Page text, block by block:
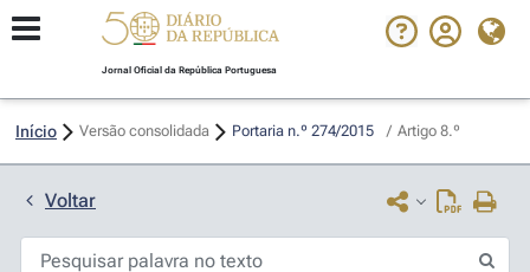
Jornal Oficial da República Portuguesa
Início Versão consolidada Portaria n.º 274/2015 / Artigo 8.º
Voltar